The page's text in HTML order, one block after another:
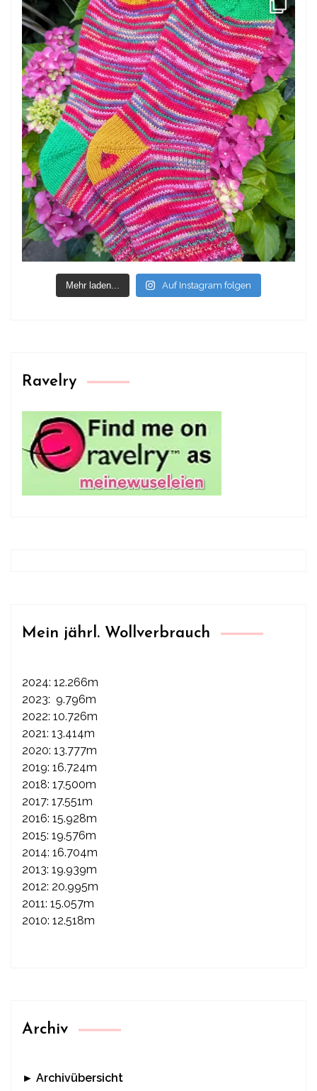
Mehr laden... Auf Instagram folgen
Ravelry
Mein jährl. Wollverbrauch
2024: 12.266m
2023: 9.796m
2022: 10.726m
2021: 13.414m
2020: 13.777m
2019: 16.724m
2018: 17.500m
2017: 17.551m
2016: 15.928m
2015: 19.576m
2014: 16.704m
2013: 19.939m
2012: 20.995m
2011: 15.057m
2010: 12.518m
Archiv
► Archivübersicht